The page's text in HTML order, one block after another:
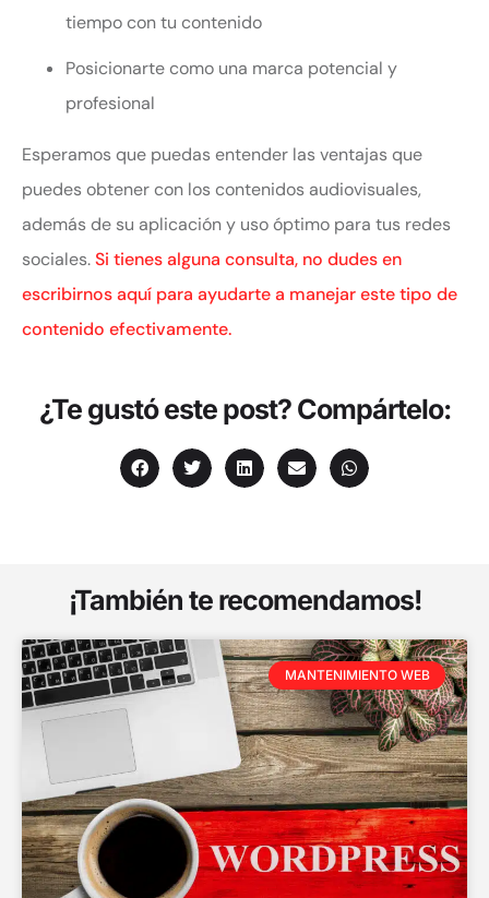
tiempo con tu contenido
Posicionarte como una marca potencial y
profesional
Esperamos que puedas entender las ventajas que
puedes obtener con los contenidos audiovisuales,
además de su aplicación y uso óptimo para tus redes
sociales.Si tienes alguna consulta, no dudes en
escribirnos aquí para ayudarte a manejar este tipo de
contenido efectivamente.
¿Te gustó este post? Compártelo:
¡También te recomendamos!
MANTENIMIENTO WEB